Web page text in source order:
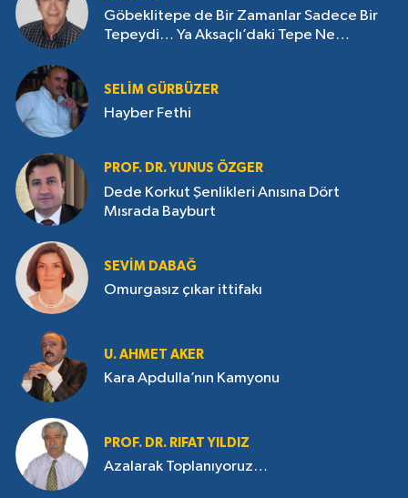
Göbeklitepe de Bir Zamanlar Sadece Bir
Tepeydi… Ya Aksaçlı’daki Tepe Ne
SELIM GÜRBÜZER
Hayber Fethi
PROF. DR. YUNUS ÖZGER
Dede Korkut Şenlikleri Anısına Dört
Mısrada Bayburt
SEVIM DABAĞ
Omurgasız çıkar ittifakı
U. AHMET AKER
Kara Apdulla’nın Kamyonu
PROF. DR. RIFAT YILDIZ
Azalarak Toplanıyoruz…